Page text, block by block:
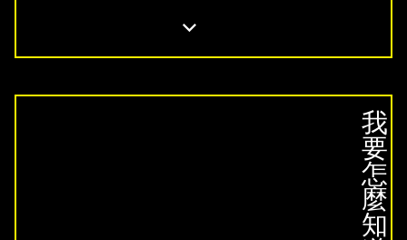
我
要
怎
麼
知